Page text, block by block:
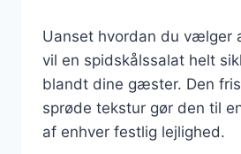
Uanset hvordan du vælger
vil en spidskålssalat helt
blandt dine gæster. Den
sprøde tekstur gør den til
af enhver festlig lejlighed.